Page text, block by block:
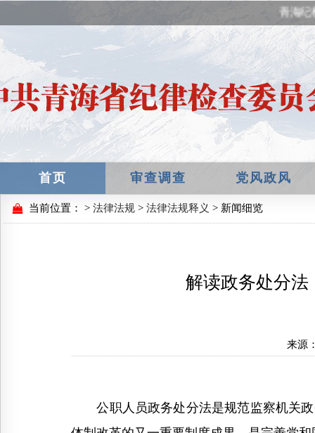
青海纪
首页 审查调查 党风政风
当前位置： > 法律法规 > 法律法规释义 > 新闻细览
解读政务处分法
来源
公职人员政务处分法是规范监察机关政